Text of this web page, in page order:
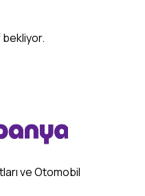
bekliyor.
ve Otomobil